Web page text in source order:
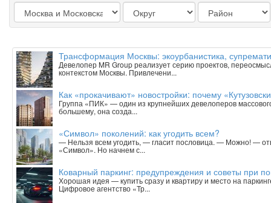
Трансформация Москвы: экоурбанистика,
Девелопер MR Group реализует серию проектов,
контекстом Москвы. Привлечени...
Как «прокачивают» новостройки: почему
Группа «ПИК» — один из крупнейших девелоперов
большему, она созда...
«Символ» поколений: как угодить всем?
— Нельзя всем угодить, — гласит пословица. — Можно! —
«Символ». Но начнем с...
Коварный паркинг: предупреждения и советы при
Хорошая идея — купить сразу и квартиру и место на
Цифровое агентство «Тр...